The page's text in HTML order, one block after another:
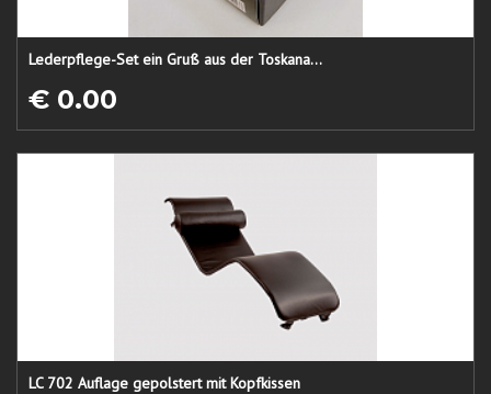
Lederpflege-Set ein Gruß aus der Toskana...
€ 0.00
LC 702 Auflage gepolstert mit Kopfkissen